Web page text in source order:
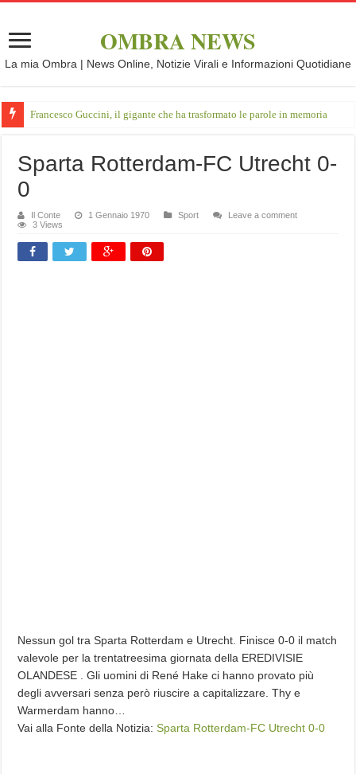
OMBRA NEWS
La mia Ombra | News Online, Notizie Virali e Informazioni Quotidiane
Francesco Guccini, il gigante che ha trasformato le parole in memoria
Sparta Rotterdam-FC Utrecht 0-
0
Il Conte 1 Gennaio 1970 Sport
Leave a comment
3 Views
Nessun gol tra Sparta Rotterdam e Utrecht. Finisce 0-0 il match
valevole per la trentatreesima giornata della EREDIVISIE
OLANDESE . Gli uomini di René Hake ci hanno provato più
degli avversari senza però riuscire a capitalizzare. Thy e
Warmerdam hanno…
Vai alla Fonte della Notizia:Sparta Rotterdam-FC Utrecht 0-0